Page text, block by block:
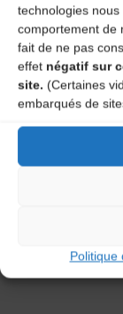
technologies
comportement de
fait de ne pas
effet négatif sur
site. (Certaines
embarqués de
Politique
Save my
Ce site utilise
commentaires